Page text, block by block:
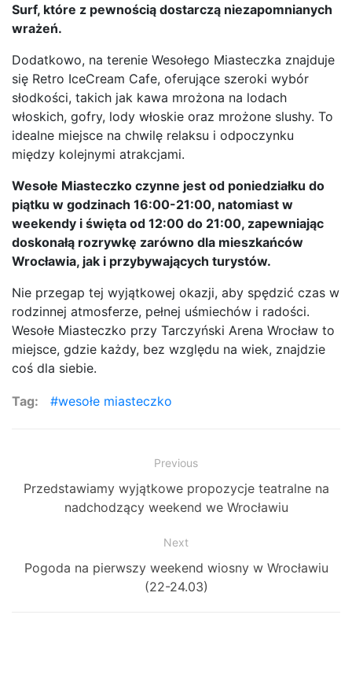
Surf, które z pewnością dostarczą niezapomnianych
wrażeń.
Dodatkowo, na terenie Wesołego Miasteczka znajduje
się Retro IceCream Cafe, oferujące szeroki wybór
słodkości, takich jak kawa mrożona na lodach
włoskich, gofry, lody włoskie oraz mrożone slushy. To
idealne miejsce na chwilę relaksu i odpoczynku
między kolejnymi atrakcjami.
Wesołe Miasteczko czynne jest od poniedziałku do
piątku w godzinach 16:00-21:00, natomiast w
weekendy i święta od 12:00 do 21:00, zapewniając
doskonałą rozrywkę zarówno dla mieszkańców
Wrocławia, jak i przybywających turystów.
Nie przegap tej wyjątkowej okazji, aby spędzić czas w
rodzinnej atmosferze, pełnej uśmiechów i radości.
Wesołe Miasteczko przy Tarczyński Arena Wrocław to
miejsce, gdzie każdy, bez względu na wiek, znajdzie
coś dla siebie.
Tag: wesołe miasteczko
wpisy
Previous
Previous
Przedstawiamy wyjątkowe propozycje teatralne na
nadchodzący weekend we Wrocławiu
Next
Next
Pogoda na pierwszy weekend wiosny w Wrocławiu
(22-24.03)